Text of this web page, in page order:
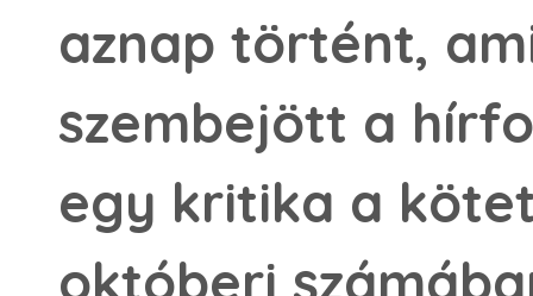
aznap történt,
szembejött a
egy kritika a
októberi